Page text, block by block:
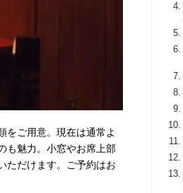
をご用意。現在は通常よ
も魅力。小窓やお席上部
ただけます。ご予約はお